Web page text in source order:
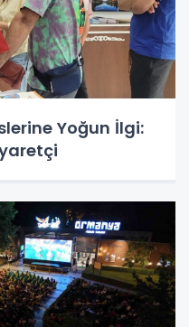
Yoğun İlgi: